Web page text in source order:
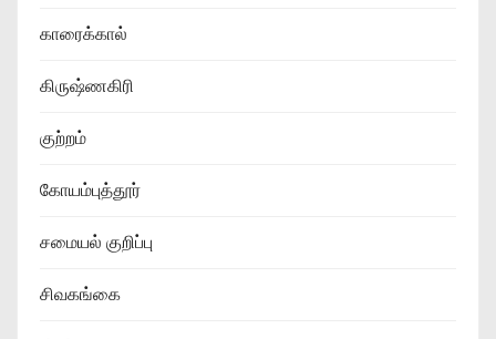
காரைக்கால்
கிருஷ்ணகிரி
குற்றம்
கோயம்புத்தூர்
சமையல் குறிப்பு
சிவகங்கை